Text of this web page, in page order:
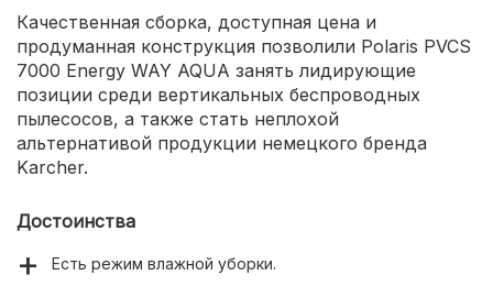
Качественная сборка, доступная цена и
продуманная конструкция позволили Polaris PVCS
7000 Energy WAY AQUA занять лидирующие
позиции среди вертикальных беспроводных
пылесосов, а также стать неплохой
альтернативой продукции немецкого бренда
Karcher.
Достоинства
Есть режим влажной уборки.